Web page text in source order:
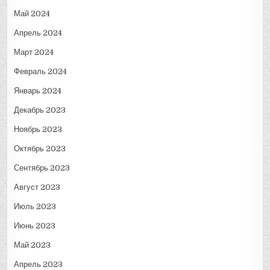
Май 2024
Апрель 2024
Март 2024
Февраль 2024
Январь 2024
Декабрь 2023
Ноябрь 2023
Октябрь 2023
Сентябрь 2023
Август 2023
Июль 2023
Июнь 2023
Май 2023
Апрель 2023